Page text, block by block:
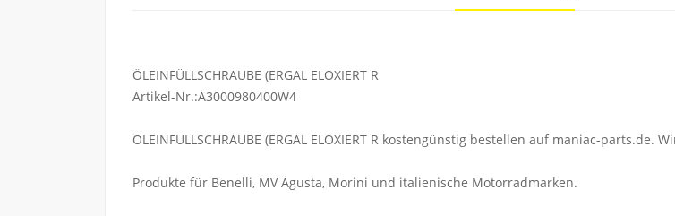
ÖLEINFÜLLSCHRAUBE (ERGAL ELOXIERT R
Artikel-Nr.:A3000980400W4
ÖLEINFÜLLSCHRAUBE (ERGAL ELOXIERT R kostengünstig bestellen auf maniac-
Produkte für Benelli, MV Agusta, Morini und italienische Motorradmarken.